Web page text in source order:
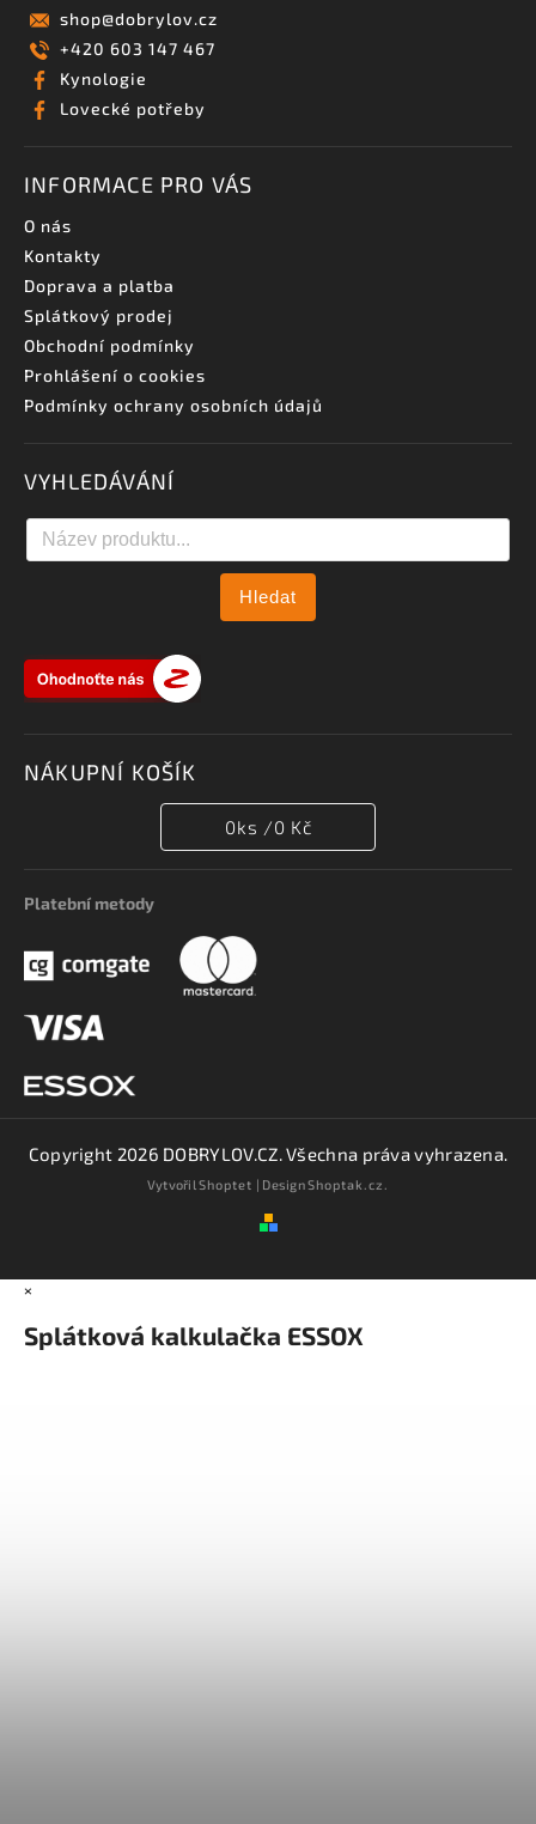
shop@dobrylov.cz
+420 603 147 467
Kynologie
Lovecké potřeby
INFORMACE PRO VÁS
O nás
Kontakty
Doprava a platba
Splátkový prodej
Obchodní podmínky
Prohlášení o cookies
Podmínky ochrany osobních údajů
VYHLEDÁVÁNÍ
Hledat
NÁKUPNÍ KOŠÍK
0ks /0 Kč
Platební metody
Copyright 2026 DOBRYLOV.CZ. Všechna práva vyhrazena.
VytvořilShoptet | DesignShoptak.cz.
×
Splátková kalkulačka ESSOX